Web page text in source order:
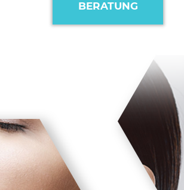
BERATUNG